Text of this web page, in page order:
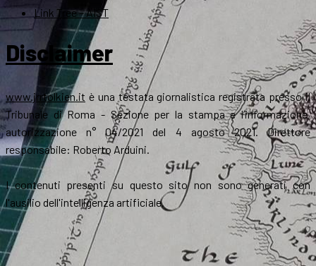
Link Tree – AIST
Disclaimer
www.jrrtolkien.it è una testata giornalistica registrata presso il
Tribunale di Roma - Sezione per la stampa e l’informazione,
autorizzazione n° 04/2021 del 4 agosto 2021. Direttore
responsabile: Roberto Arduini.
I contenuti presenti su questo sito non sono generati con
l'ausilio dell'intelligenza artificiale.